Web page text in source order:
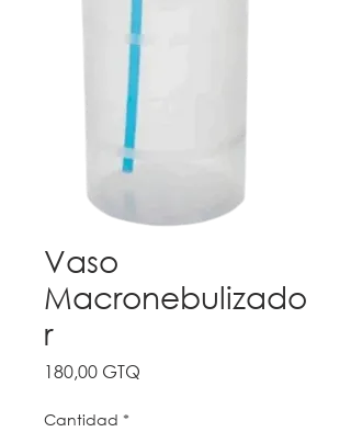
Vaso
Macronebulizado
r
180,00 GTQ
Cantidad *